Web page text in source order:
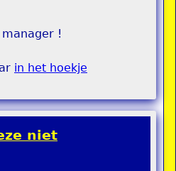
!
in het hoekje
niet